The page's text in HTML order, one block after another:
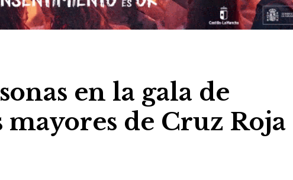
en la gala de
mayores de Cruz Roja